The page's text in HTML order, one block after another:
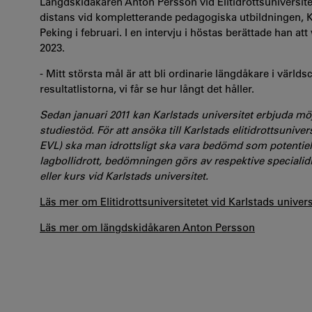
distans vid kompletterande pedagogiska utbildningen,
Peking i februari. I en intervju i höstas berättade han
2023.
- Mitt största mål är att bli ordinarie längdåkare i
resultatlistorna, vi får se hur långt det håller.
Sedan januari 2011 kan Karlstads universitet erbjuda
studiestöd. För att ansöka till Karlstads
EVL) ska man idrottsligt ska vara bedömd som
lagbollidrott, bedömningen görs av respektive
eller kurs vid Karlstads universitet.
Läs mer om Elitidrottsuniversitetet vid Karlstads
Läs mer om längdskidåkaren Anton Persson